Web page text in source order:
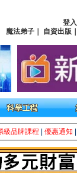
登入
魔法弟子
自資出版
級品牌課程 優惠通知